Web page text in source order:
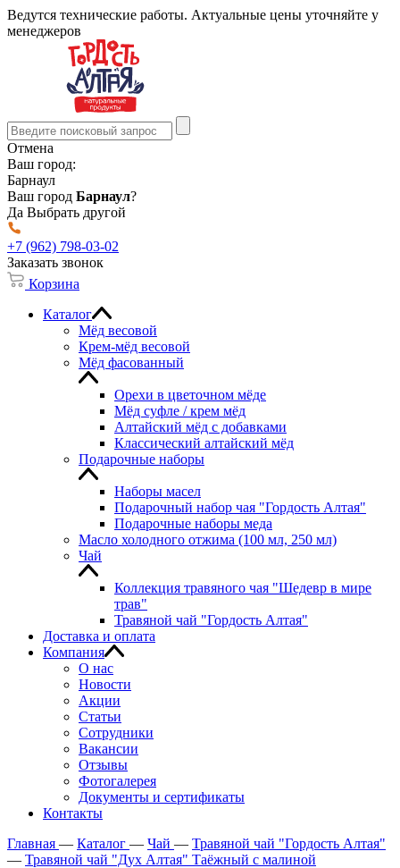
Ведутся технические работы. Актуальные цены уточняйте у
менеджеров
Отмена
Ваш город:
Барнаул
Ваш город Барнаул?
Да Выбрать другой
+7 (962) 798-03-02
Заказать звонок
Корзина
Каталог
Мёд весовой
Крем-мёд весовой
Мёд фасованный
Орехи в цветочном мёде
Мёд суфле / крем мёд
Алтайский мёд с добавками
Классический алтайский мёд
Подарочные наборы
Наборы масел
Подарочный набор чая "Гордость Алтая"
Подарочные наборы меда
Масло холодного отжима (100 мл, 250 мл)
Чай
Коллекция травяного чая "Шедевр в мире
трав"
Травяной чай "Гордость Алтая"
Доставка и оплата
Компания
О нас
Новости
Акции
Статьи
Сотрудники
Вакансии
Отзывы
Фотогалерея
Документы и сертификаты
Контакты
Главная — Каталог — Чай — Травяной чай "Гордость Алтая"
— Травяной чай "Дух Алтая" Таёжный с малиной